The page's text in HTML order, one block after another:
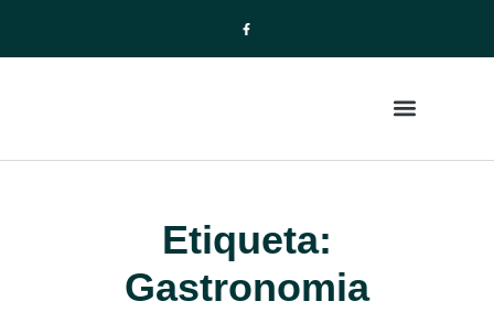
Etiqueta:
Gastronomia